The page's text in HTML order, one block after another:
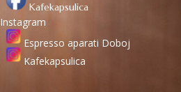
Kafekapsulica
Instagram
Espresso aparati Doboj
Kafekapsulica